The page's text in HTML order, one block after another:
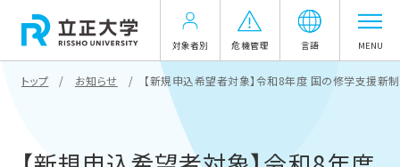
対象者別 危機管理 言語 MENU
トップ お知らせ 【新規申込希望者対象】令和8年度 国の修学支援